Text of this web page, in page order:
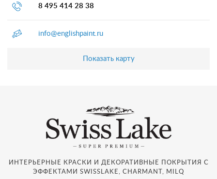
8 495 414 28 38
info@englishpaint.ru
Показать карту
ИНТЕРЬЕРНЫЕ КРАСКИ И ДЕКОРАТИВНЫЕ ПОКРЫТИЯ С
ЭФФЕКТАМИ SWISSLAKE, CHARMANT, MILQ